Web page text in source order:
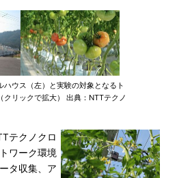
ハウス（左）と実験の対象となるト
クリックで拡大） 出典：NTTテクノ
テクノクロ
ワーク環境
タ収集、ア